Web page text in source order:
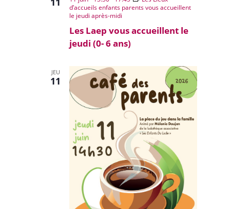
Les Laep vous accueillent le
jeudi (0- 6 ans)
d’accueils enfants parents vous accueillent
le jeudi après-midi
JEU
11